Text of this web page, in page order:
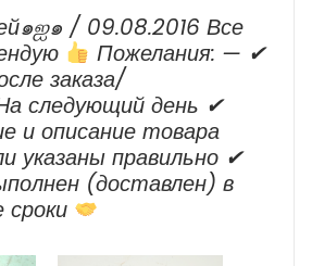
๑ஐ๑ / 09.08.2016 Все
Пожелания: — ✔
заказа/
следующий день ✔
и описание товара
указаны правильно ✔
(доставлен) в
сроки